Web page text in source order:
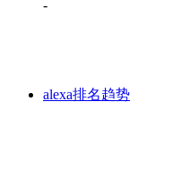
-
alexa排名趋势